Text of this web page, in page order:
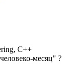
C++
месяц" ?